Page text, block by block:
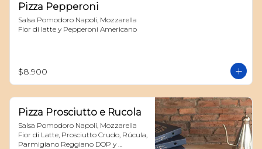
Pizza Pepperoni
Salsa Pomodoro Napoli, Mozzarella
Fior di latte y Pepperoni Americano
$8.900
Pizza Prosciutto e Rucola
Salsa Pomodoro Napoli, Mozzarella
Fior di Latte, Prosciutto Crudo, Rúcula,
Parmigiano Reggiano DOP y